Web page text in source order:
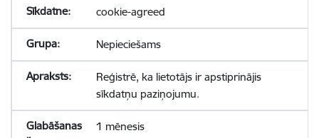
cookie-agreed
Nepieciešams
Reģistrē, ka lietotājs ir apstiprinājis
sīkdatņu paziņojumu.
1 mēnesis